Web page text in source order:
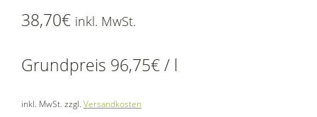
38,70€ inkl. MwSt.
Grundpreis 96,75€/ l
inkl. MwSt. zzgl. Versandkosten